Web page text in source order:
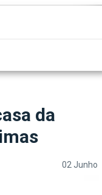
da
02 Junho